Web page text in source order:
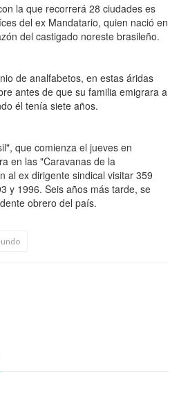
la que recorrerá 28 ciudades es
del ex Mandatario, quien nació en
del castigado noreste brasileño.
de analfabetos, en estas áridas
antes de que su familia emigrara a
él tenía siete años.
que comienza el jueves en
en las "Caravanas de la
al ex dirigente sindical visitar 359
y 1996. Seis años más tarde, se
obrero del país.